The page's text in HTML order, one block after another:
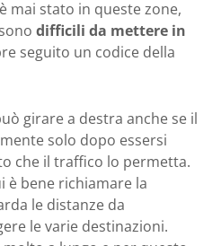
mai stato in queste zone,
sono difficili da mettere in
seguito un codice della
girare a destra anche se il
solo dopo essersi
che il traffico lo permetta.
è bene richiamare la
le distanze da
le varie destinazioni.